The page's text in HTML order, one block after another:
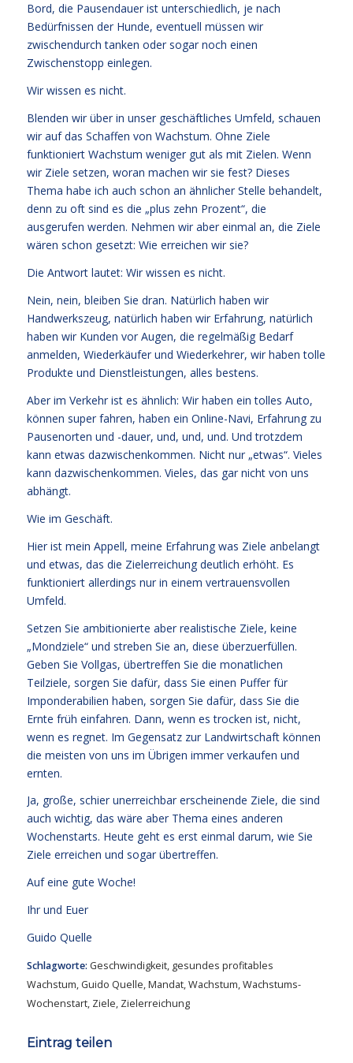
Bord, die Pausendauer ist unterschiedlich, je nach
Bedürfnissen der Hunde, eventuell müssen wir
zwischendurch tanken oder sogar noch einen
Zwischenstopp einlegen.
Wir wissen es nicht.
Blenden wir über in unser geschäftliches Umfeld, schauen
wir auf das Schaffen von Wachstum. Ohne Ziele
funktioniert Wachstum weniger gut als mit Zielen. Wenn
wir Ziele setzen, woran machen wir sie fest? Dieses
Thema habe ich auch schon an ähnlicher Stelle behandelt,
denn zu oft sind es die „plus zehn Prozent“, die
ausgerufen werden. Nehmen wir aber einmal an, die Ziele
wären schon gesetzt: Wie erreichen wir sie?
Die Antwort lautet: Wir wissen es nicht.
Nein, nein, bleiben Sie dran. Natürlich haben wir
Handwerkszeug, natürlich haben wir Erfahrung, natürlich
haben wir Kunden vor Augen, die regelmäßig Bedarf
anmelden, Wiederkäufer und Wiederkehrer, wir haben tolle
Produkte und Dienstleistungen, alles bestens.
Aber im Verkehr ist es ähnlich: Wir haben ein tolles Auto,
können super fahren, haben ein Online-Navi, Erfahrung zu
Pausenorten und -dauer, und, und, und. Und trotzdem
kann etwas dazwischenkommen. Nicht nur „etwas“. Vieles
kann dazwischenkommen. Vieles, das gar nicht von uns
abhängt.
Wie im Geschäft.
Hier ist mein Appell, meine Erfahrung was Ziele anbelangt
und etwas, das die Zielerreichung deutlich erhöht. Es
funktioniert allerdings nur in einem vertrauensvollen
Umfeld.
Setzen Sie ambitionierte aber realistische Ziele, keine
„Mondziele“ und streben Sie an, diese überzuerfüllen.
Geben Sie Vollgas, übertreffen Sie die monatlichen
Teilziele, sorgen Sie dafür, dass Sie einen Puffer für
Imponderabilien haben, sorgen Sie dafür, dass Sie die
Ernte früh einfahren. Dann, wenn es trocken ist, nicht,
wenn es regnet. Im Gegensatz zur Landwirtschaft können
die meisten von uns im Übrigen immer verkaufen und
ernten.
Ja, große, schier unerreichbar erscheinende Ziele, die sind
auch wichtig, das wäre aber Thema eines anderen
Wochenstarts. Heute geht es erst einmal darum, wie Sie
Ziele erreichen und sogar übertreffen.
Auf eine gute Woche!
Ihr und Euer
Guido Quelle
Schlagworte: Geschwindigkeit, gesundes profitables
Wachstum, Guido Quelle,Mandat,Wachstum,Wachstums-
Wochenstart, Ziele, Zielerreichung
Eintrag teilen